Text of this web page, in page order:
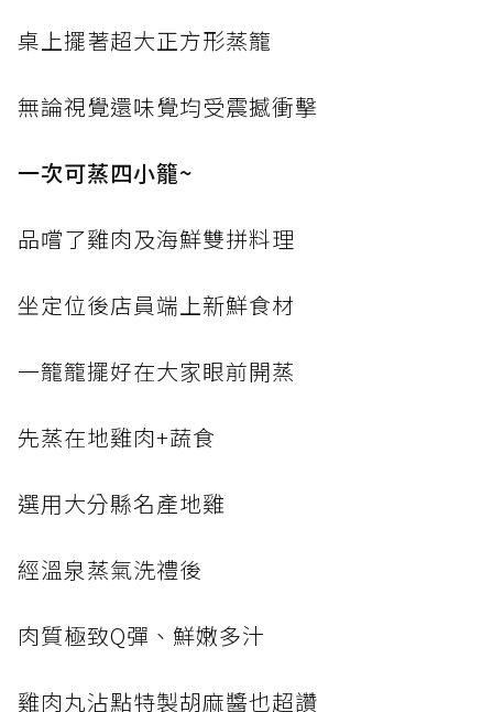
桌上擺著超大正方形蒸籠
無論視覺還味覺均受震撼衝擊
一次可蒸四小籠~
品嚐了雞肉及海鮮雙拼料理
坐定位後店員端上新鮮食材
一籠籠擺好在大家眼前開蒸
先蒸在地雞肉+蔬食
選用大分縣名產地雞
經溫泉蒸氣洗禮後
肉質極致Q彈、鮮嫩多汁
雞肉丸沾點特製胡麻醬也超讚